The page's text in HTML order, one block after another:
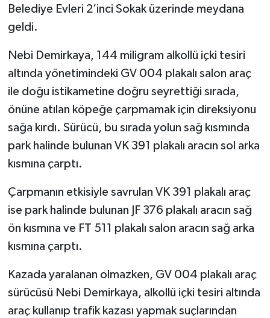
Belediye Evleri 2’inci Sokak üzerinde meydana
geldi.
Nebi Demirkaya, 144 miligram alkollü içki tesiri
altında yönetimindeki GV 004 plakalı salon araç
ile doğu istikametine doğru seyrettiği sırada,
önüne atılan köpeğe çarpmamak için direksiyonu
sağa kırdı. Sürücü, bu sırada yolun sağ kısmında
park halinde bulunan VK 391 plakalı aracın sol arka
kısmına çarptı.
Çarpmanın etkisiyle savrulan VK 391 plakalı araç
ise park halinde bulunan JF 376 plakalı aracın sağ
ön kısmına ve FT 511 plakalı salon aracın sağ arka
kısmına çarptı.
Kazada yaralanan olmazken, GV 004 plakalı araç
sürücüsü Nebi Demirkaya, alkollü içki tesiri altında
araç kullanıp trafik kazası yapmak suçlarından